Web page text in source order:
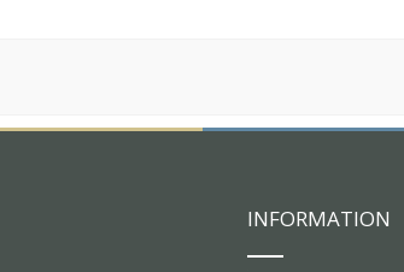
INFORMATION